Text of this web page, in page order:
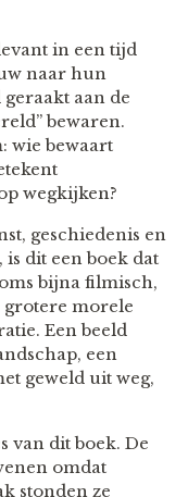
in een tijd
naar hun
aan de
bewaren.
wie bewaart
wegkijken?
geschiedenis en
dit een boek dat
bijna filmisch,
grotere morele
Een beeld
een
geweld uit weg,
van dit boek. De
omdat
stonden ze